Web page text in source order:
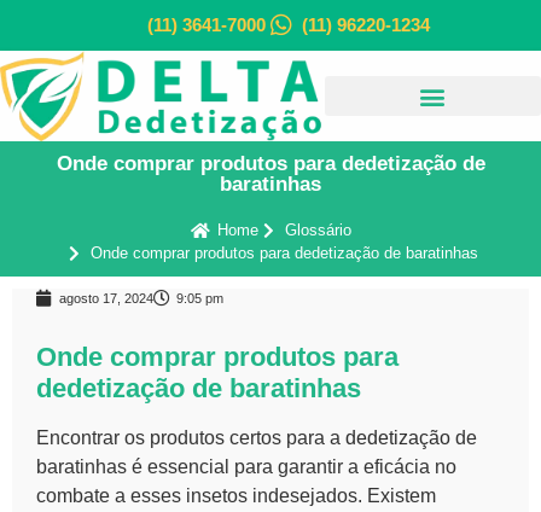
(11) 3641-7000 (11) 96220-1234
Onde comprar produtos para dedetização de
baratinhas
Home
Glossário
Onde comprar produtos para dedetização de baratinhas
agosto 17, 2024 9:05 pm
Onde comprar produtos para
dedetização de baratinhas
Encontrar os produtos certos para a dedetização de
baratinhas é essencial para garantir a eficácia no
combate a esses insetos indesejados. Existem